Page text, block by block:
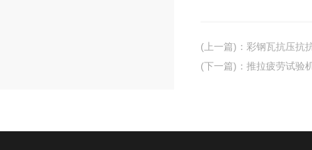
(上一篇) ： 彩钢瓦抗压抗
(下一篇) ： 推拉疲劳试验